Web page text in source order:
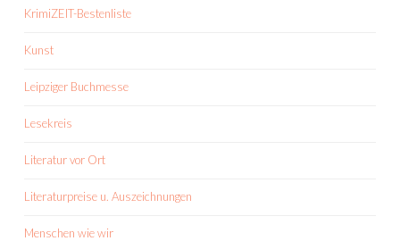
KrimiZEIT-Bestenliste
Kunst
Leipziger Buchmesse
Lesekreis
Literatur vor Ort
Literaturpreise u. Auszeichnungen
Menschen wie wir